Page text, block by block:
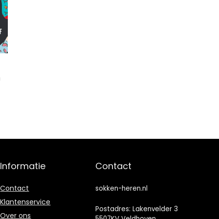
Informatie
Contact
Klantenservice
Over ons
Contact
sokken-heren.nl
Postadres: Lakenvelder 3